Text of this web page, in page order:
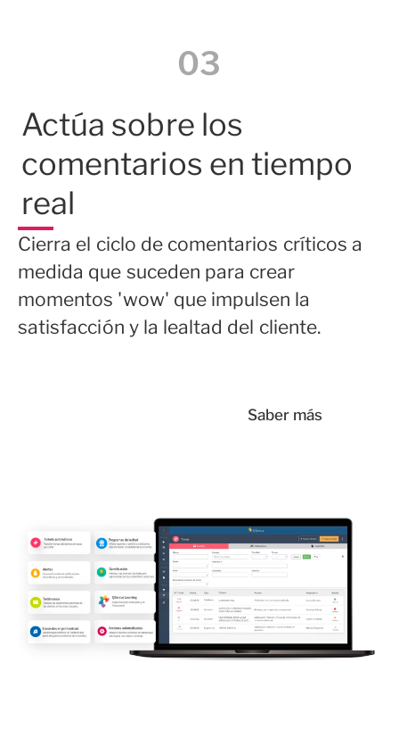
03
Actúa sobre los
comentarios en tiempo
real
Cierra el ciclo de comentarios críticos a
medida que suceden para crear
momentos 'wow' que impulsen la
satisfacción y la lealtad del cliente.
Saber más